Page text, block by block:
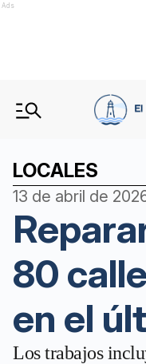
Ads
LOCALES
13 de abril de
80
en el
Los trabajos